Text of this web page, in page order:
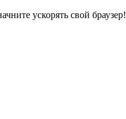
ускорять свой браузер!